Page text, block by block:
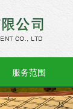
服务范围